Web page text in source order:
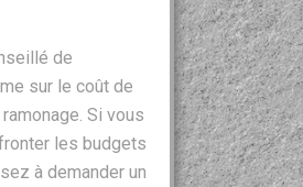
de
sur le coût de
Si vous
les budgets
à demander un